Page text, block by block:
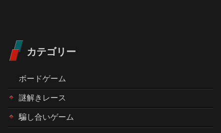
カテゴリー
ボードゲーム
謎解きレース
騙し合いゲーム